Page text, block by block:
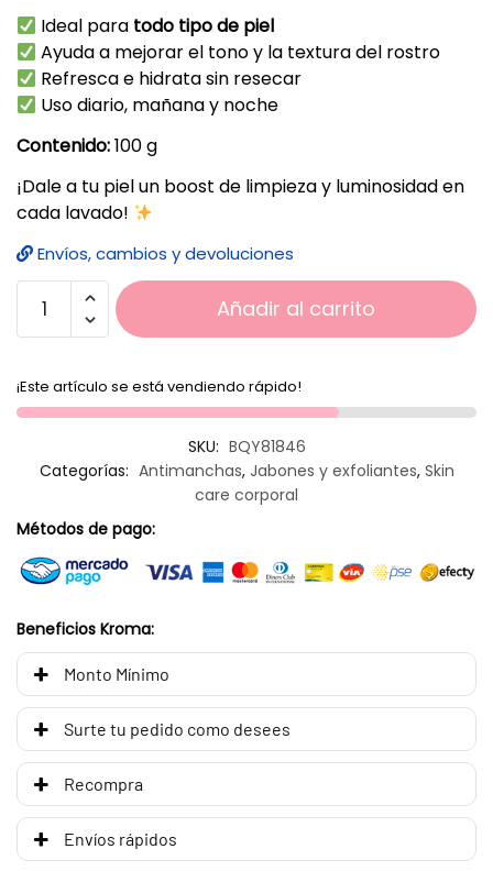
Ideal para todo tipo de piel
Ayuda a mejorar el tono y la textura del rostro
Refresca e hidrata sin resecar
Uso diario, mañana y noche
Contenido:100 g
¡Dale a tu piel un boost de limpieza y luminosidad en
cada lavado!
Envíos, cambios y devoluciones
Añadir al carrito
¡Este artículo se está vendiendo rápido!
SKU: BQY81846
Categorías: Antimanchas, Jabones y exfoliantes, Skin
care corporal
Métodos de pago:
Beneficios Kroma:
Monto Mínimo
Surte tu pedido como desees
Recompra
Envíos rápidos